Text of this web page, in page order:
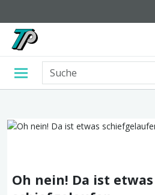
Oh nein! Da ist etwas